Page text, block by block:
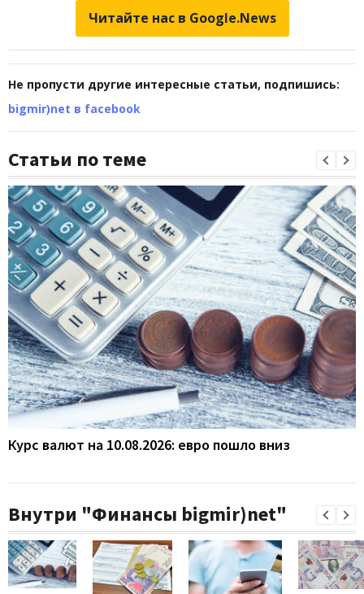
Читайте нас в Google.News
Не пропусти другие интересные статьи, подпишись:
bigmir)net в facebook
Статьи по теме
Курс валют на 10.08.2026: евро пошло вниз
Внутри "Финансы bigmir)net"